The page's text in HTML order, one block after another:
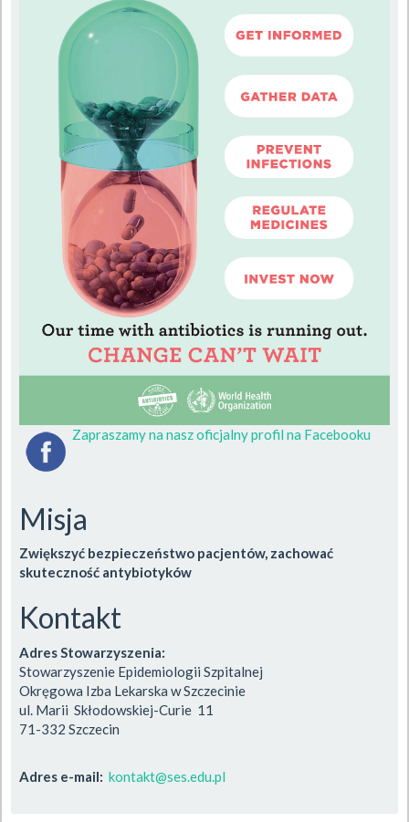
Zapraszamy na nasz oficjalny profil na Facebooku
Misja
Zwiększyć bezpieczeństwo pacjentów, zachować
skuteczność antybiotyków
Kontakt
Adres Stowarzyszenia:
Stowarzyszenie Epidemiologii Szpitalnej
Okręgowa Izba Lekarska w Szczecinie
ul. Marii Skłodowskiej-Curie 11
71-332 Szczecin
Adres e-mail: kontakt@ses.edu.pl